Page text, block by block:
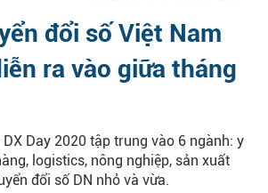
đổi số Việt Nam
ra vào giữa tháng
DX Day 2020 tập trung vào 6 ngành: y
logistics, nông nghiệp, sản xuất
đổi số DN nhỏ và vừa.